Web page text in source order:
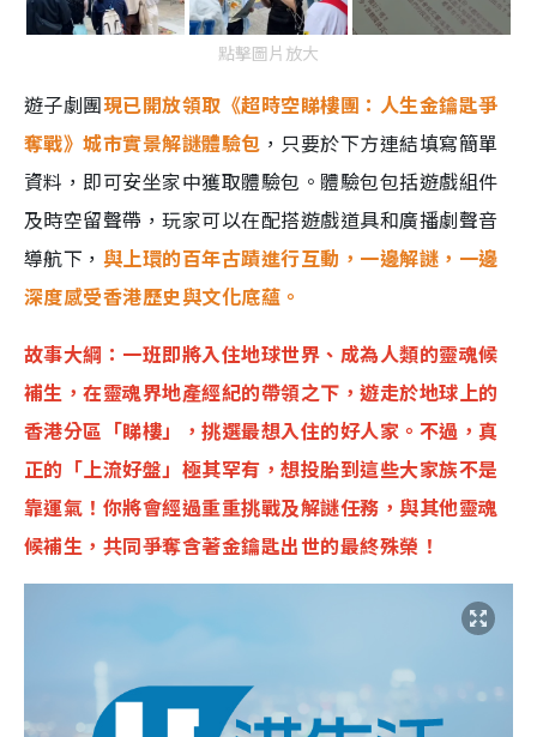
點擊圖片放大
遊子劇團現已開放領取《超時空睇樓團：人生金鑰匙爭
奪戰》城市實景解謎體驗包 ，只要於下方連結填寫簡單
資料，即可安坐家中獲取體驗包。體驗包包括遊戲組件
及時空留聲帶，玩家可以在配搭遊戲道具和廣播劇聲音
導航下， 與上環的百年古蹟進行互動，一邊解謎，一邊
深度感受香港歷史與文化底蘊。
故事大綱：一班即將入住地球世界、成為人類的靈魂候
補生，在靈魂界地產經紀的帶領之下，遊走於地球上的
香港分區「睇樓」，挑選最想入住的好人家。不過，真
正的「上流好盤」極其罕有，想投胎到這些大家族不是
靠運氣！你將會經過重重挑戰及解謎任務，與其他靈魂
候補生，共同爭奪含著金鑰匙出世的最終殊榮！